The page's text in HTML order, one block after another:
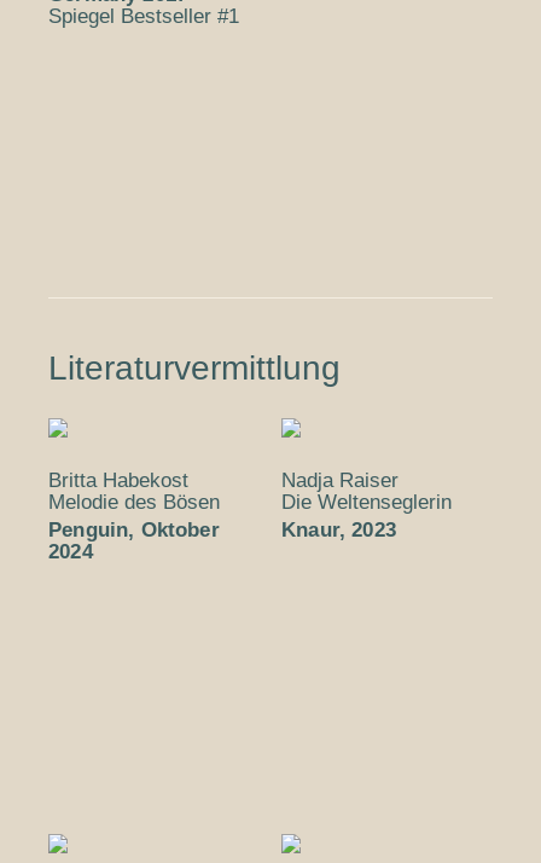
Spiegel Bestseller #1
Literaturvermittlung
Britta Habekost
Melodie des Bösen
Penguin, Oktober
2024
Nadja Raiser
Die Welten­seglerin
Knaur, 2023